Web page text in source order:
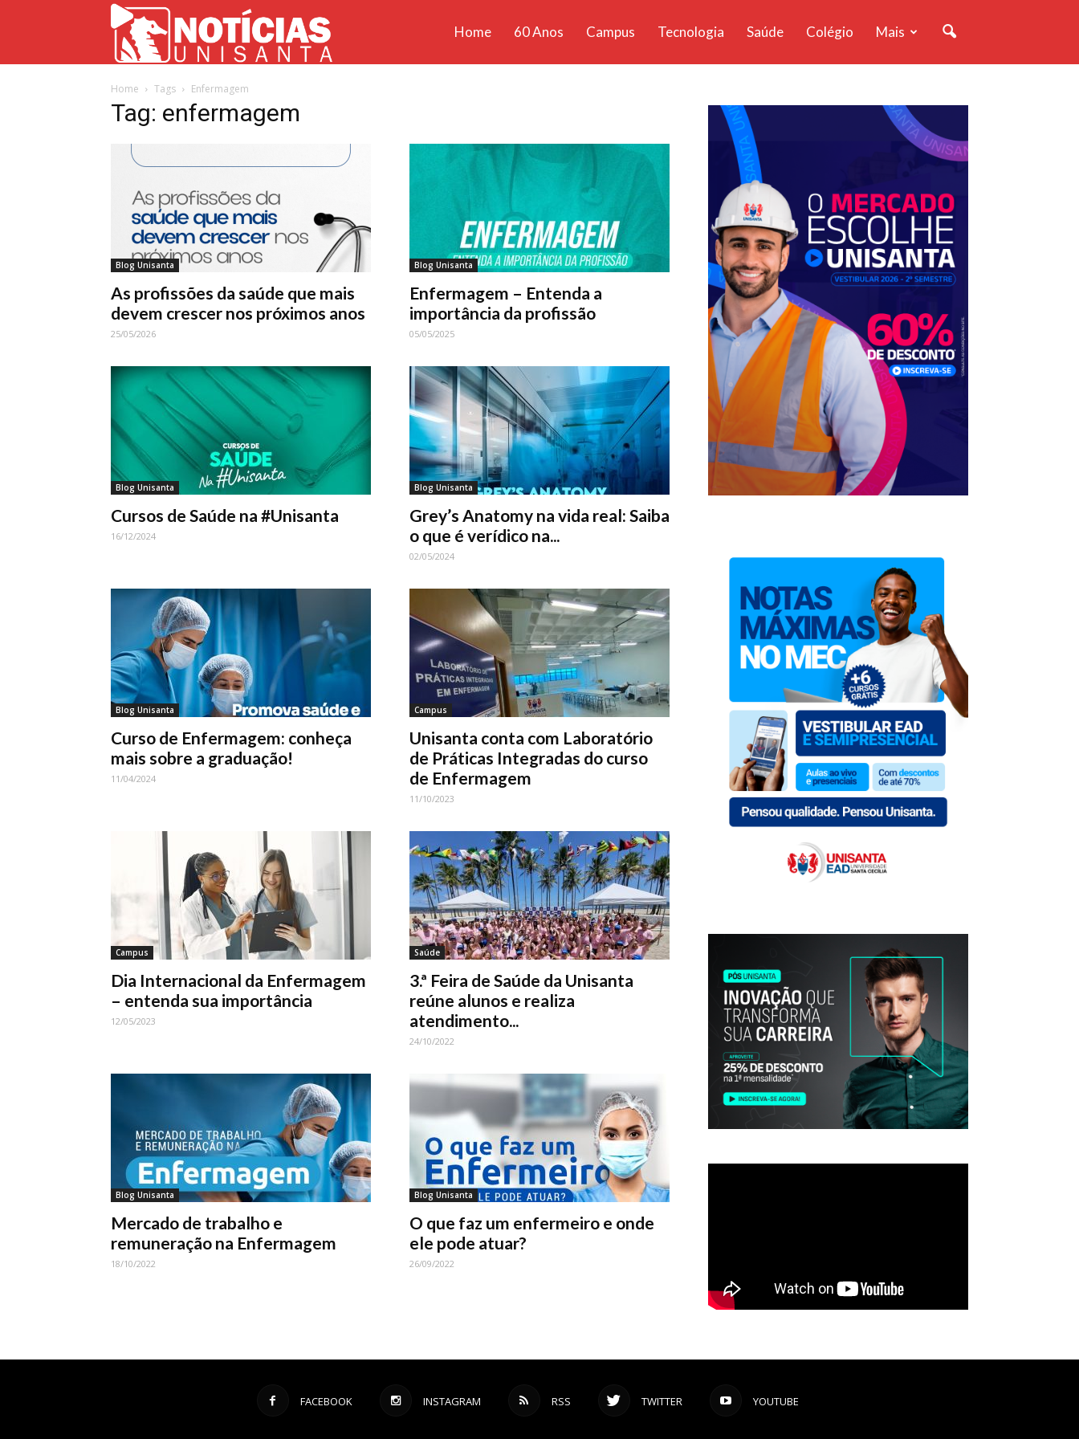
Home 60 Anos Campus Tecnologia Saúde Colégio Mais
Home Tags Enfermagem
Tag: enfermagem
Blog Unisanta
As profissões da saúde que mais
devem crescer nos próximos anos
25/05/2026
Blog Unisanta
Enfermagem – Entenda a
importância da profissão
05/05/2025
Blog Unisanta
Cursos de Saúde na #Unisanta
16/12/2024
Blog Unisanta
Grey’s Anatomy na vida real: Saiba
o que é verídico na...
02/05/2024
Blog Unisanta
Curso de Enfermagem: conheça
mais sobre a graduação!
11/04/2024
Campus
Unisanta conta com Laboratório
de Práticas Integradas do curso
de Enfermagem
11/10/2023
Campus
Dia Internacional da Enfermagem
– entenda sua importância
12/05/2023
Saúde
3.ª Feira de Saúde da Unisanta
reúne alunos e realiza
atendimento...
24/10/2022
Blog Unisanta
Mercado de trabalho e
remuneração na Enfermagem
18/10/2022
Blog Unisanta
O que faz um enfermeiro e onde
ele pode atuar?
26/09/2022
FACEBOOK INSTAGRAM RSS TWITTER YOUTUBE